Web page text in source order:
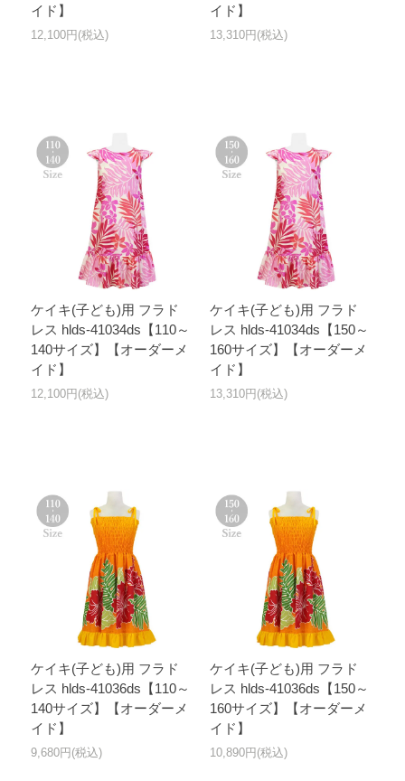
イド】
12,100円(税込)
イド】
13,310円(税込)
ケイキ(子ども)用 フラド
レス hlds-41034ds【110～
140サイズ】【オーダーメ
イド】
12,100円(税込)
ケイキ(子ども)用 フラド
レス hlds-41034ds【150～
160サイズ】【オーダーメ
イド】
13,310円(税込)
ケイキ(子ども)用 フラド
レス hlds-41036ds【110～
140サイズ】【オーダーメ
イド】
9,680円(税込)
ケイキ(子ども)用 フラド
レス hlds-41036ds【150～
160サイズ】【オーダーメ
イド】
10,890円(税込)